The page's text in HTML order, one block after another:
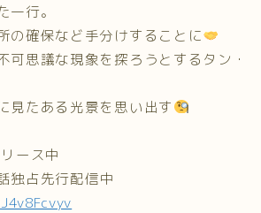
一行。
の確保など手分けすることに
可思議な現象を探ろうとするタン・
見たある光景を思い出す
ース中
独占先行配信中